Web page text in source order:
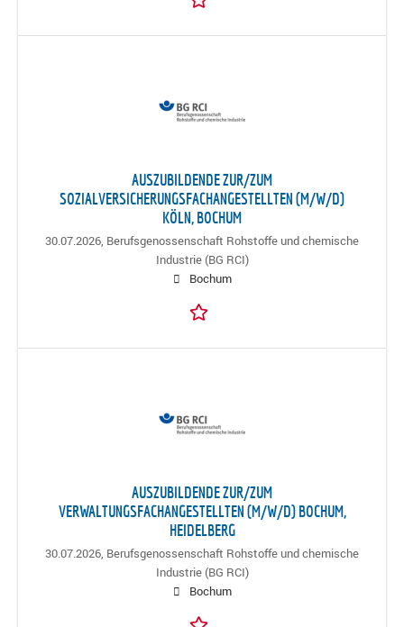
AUSZUBILDENDE ZUR/ZUM
SOZIALVERSICHERUNGSFACHANGESTELLTEN (M/W/D)
KÖLN, BOCHUM
30.07.2026, Berufsgenossenschaft Rohstoffe und chemische
Industrie (BG RCI)
Bochum
AUSZUBILDENDE ZUR/ZUM
VERWALTUNGSFACHANGESTELLTEN (M/W/D) BOCHUM,
HEIDELBERG
30.07.2026, Berufsgenossenschaft Rohstoffe und chemische
Industrie (BG RCI)
Bochum